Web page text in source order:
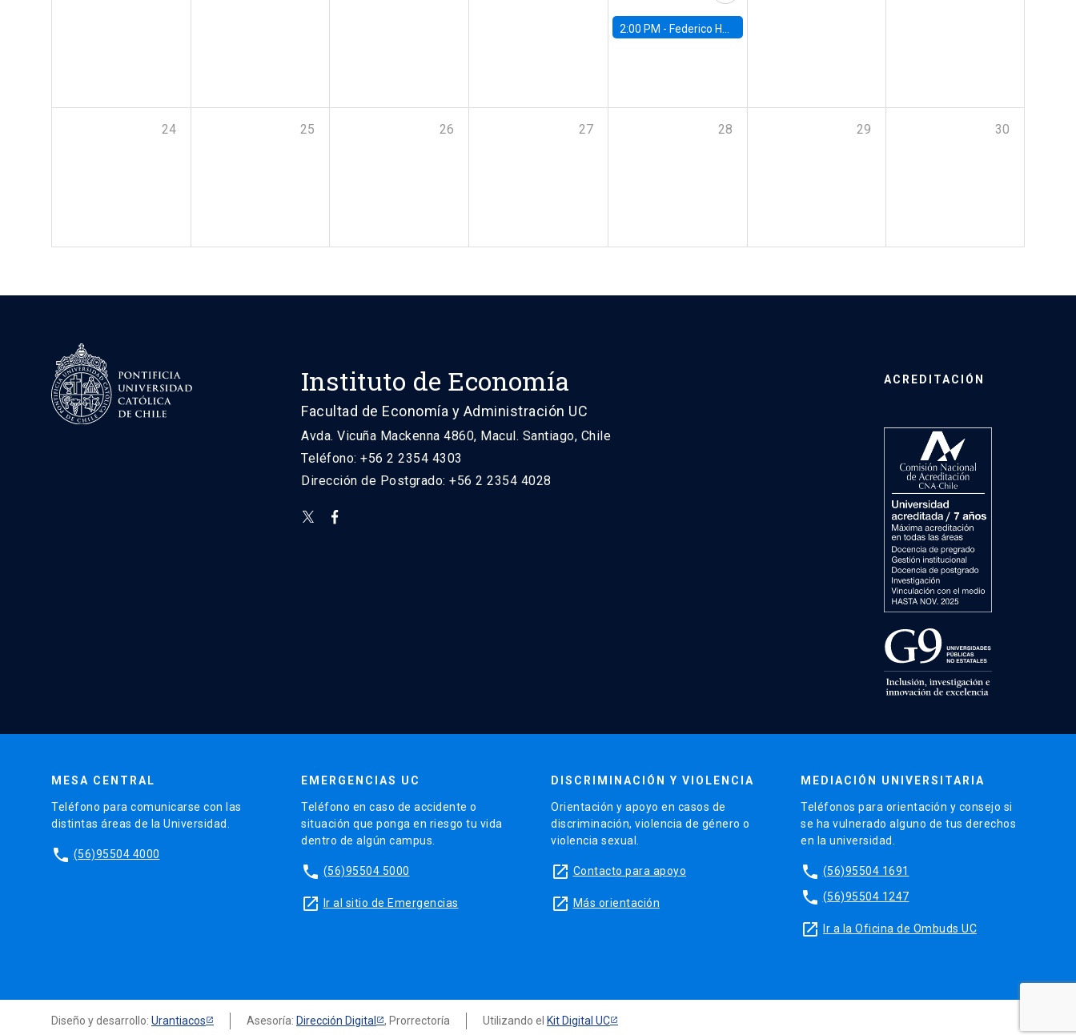
2:00 PM - Federico Huneeus - Banco Central de Chile
24 25 26 27 28 29 30
Instituto de Economía
Facultad de Economía y Administración UC
Avda. Vicuña Mackenna 4860, Macul. Santiago, Chile
Teléfono: +56 2 2354 4303
Dirección de Postgrado: +56 2 2354 4028
ACREDITACIÓN
MESA CENTRAL
Teléfono para comunicarse con las
distintas áreas de la Universidad.
phone (56)95504 4000
EMERGENCIAS UC
Teléfono en caso de accidente o
situación que ponga en riesgo tu vida
dentro de algún campus.
phone (56)95504 5000
launch Ir al sitio de Emergencias
DISCRIMINACIÓN Y VIOLENCIA
Orientación y apoyo en casos de
discriminación, violencia de género o
violencia sexual.
launch Contacto para apoyo
launch Más orientación
MEDIACIÓN UNIVERSITARIA
Teléfonos para orientación y consejo si
se ha vulnerado alguno de tus derechos
en la universidad.
phone (56)95504 1691
phone (56)95504 1247
launch Ir a la Oficina de Ombuds UC
Diseño y desarrollo: Urantiacos Asesoría: Dirección Digital , Prorrectoría Utilizando el Kit Digital UC